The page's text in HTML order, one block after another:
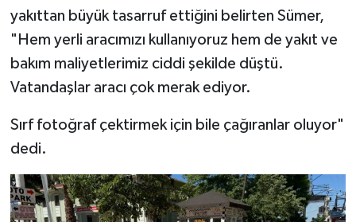
yakıttan büyük tasarruf ettiğini belirten Sümer,
"Hem yerli aracımızı kullanıyoruz hem de yakıt ve
bakım maliyetlerimiz ciddi şekilde düştü.
Vatandaşlar aracı çok merak ediyor.
Sırf fotoğraf çektirmek için bile çağıranlar oluyor"
dedi.
Yaşam